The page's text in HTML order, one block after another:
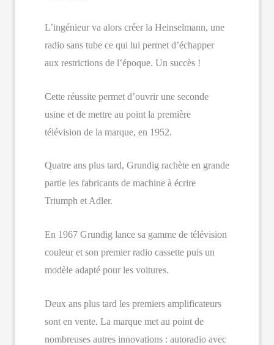
L’ingénieur va alors créer la Heinselmann, une
radio sans tube ce qui lui permet d’échapper
aux restrictions de l’époque. Un succès !
Cette réussite permet d’ouvrir une seconde
usine et de mettre au point la première
télévision de la marque, en 1952.
Quatre ans plus tard, Grundig rachète en grande
partie les fabricants de machine à écrire
Triumph et Adler.
En 1967 Grundig lance sa gamme de télévision
couleur et son premier radio cassette puis un
modèle adapté pour les voitures.
Deux ans plus tard les premiers amplificateurs
sont en vente. La marque met au point de
nombreuses autres innovations : autoradio avec